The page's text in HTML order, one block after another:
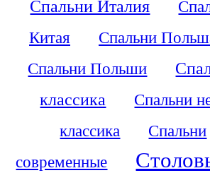
Спальни Италия
Китая
Спальни
Спальни Польши
классика
Спальни
классика
Спальни
современные